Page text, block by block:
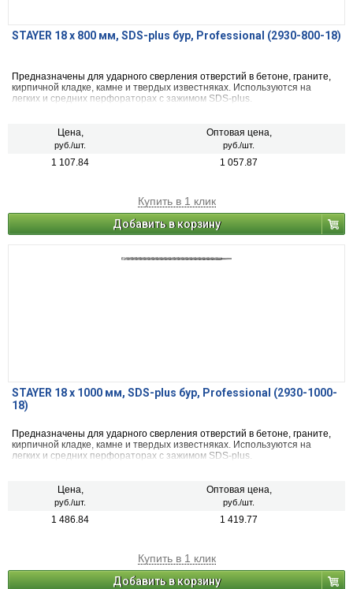
STAYER 18 x 800 мм, SDS-plus бур, Professional (2930-800-18)
Предназначены для ударного сверления отверстий в бетоне, граните,
кирпичной кладке, камне и твердых известняках. Используются на
легких и средних перфораторах с зажимом SDS-plus.
Цена,
руб./шт.
Оптовая цена,
руб./шт.
1 107.84 1 057.87
Купить в 1 клик
Добавить в корзину
STAYER 18 x 1000 мм, SDS-plus бур, Professional (2930-1000-
18)
Предназначены для ударного сверления отверстий в бетоне, граните,
кирпичной кладке, камне и твердых известняках. Используются на
легких и средних перфораторах с зажимом SDS-plus.
Цена,
руб./шт.
Оптовая цена,
руб./шт.
1 486.84 1 419.77
Купить в 1 клик
Добавить в корзину